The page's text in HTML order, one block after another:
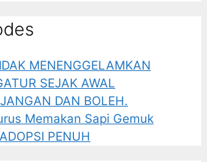
MENENGGELAMKAN
SEJAK AWAL
DAN BOLEH.
Memakan Sapi Gemuk
PENUH